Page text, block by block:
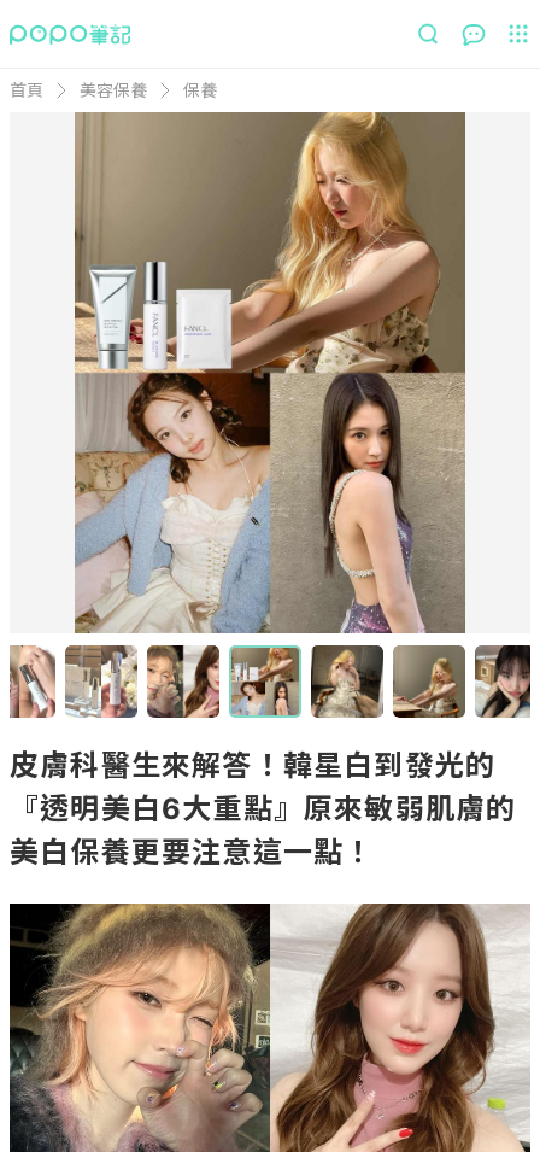
首頁 美容保養 保養
皮膚科醫生來解答！韓星白到發光的
『透明美白6大重點』原來敏弱肌膚的
美白保養更要注意這一點！